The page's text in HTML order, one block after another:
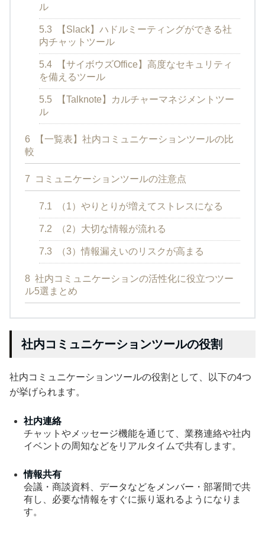
ル
5.3
【Slack】ハドルミーティングができる社
内チャットツール
5.4
【サイボウズOffice】高度なセキュリティ
を備えるツール
5.5
【Talknote】カルチャーマネジメントツー
ル
6
【一覧表】社内コミュニケーションツールの比
較
7 コミュニケーションツールの注意点
7.1 （1）やりとりが増えてストレスになる
7.2 （2）大切な情報が流れる
7.3 （3）情報漏えいのリスクが高まる
8 社内コミュニケーションの活性化に役立つツー
ル5選まとめ
社内コミュニケーションツールの役割
社内コミュニケーションツールの役割として、以下の4つ
が挙げられます。
社内連絡
チャットやメッセージ機能を通じて、業務連絡や社内
イベントの周知などをリアルタイムで共有します。
情報共有
会議・商談資料、データなどをメンバー・部署間で共
有し、必要な情報をすぐに振り返れるようになりま
す。